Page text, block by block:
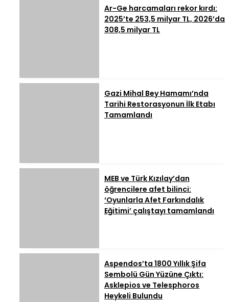
Ar-Ge harcamaları rekor kırdı:
2025’te 253,5 milyar TL, 2026’da
308,5 milyar TL
Gazi Mihal Bey Hamamı’nda
Tarihi Restorasyonun İlk Etabı
Tamamlandı
MEB ve Türk Kızılay’dan
öğrencilere afet bilinci:
‘Oyunlarla Afet Farkındalık
Eğitimi’ çalıştayı tamamlandı
Aspendos’ta 1800 Yıllık Şifa
Sembolü Gün Yüzüne Çıktı:
Asklepios ve Telesphoros
Heykeli Bulundu